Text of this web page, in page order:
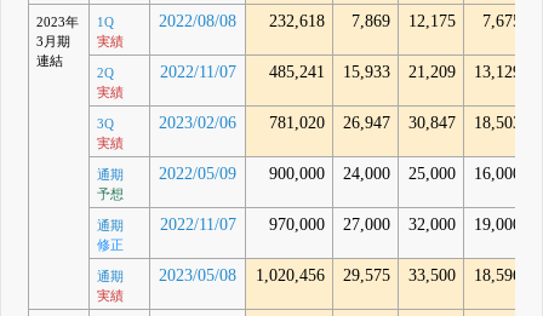
2023年
3月期
連結
1Q
実績
2022/08/08 232,618 7,869 12,175 7,675
2Q
実績
2022/11/07 485,241 15,933 21,209 13,129
3Q
実績
2023/02/06 781,020 26,947 30,847 18,503
通期
予想
2022/05/09 900,000 24,000 25,000 16,000
通期
修正
2022/11/07 970,000 27,000 32,000 19,000
通期
実績
2023/05/08 1,020,456 29,575 33,500 18,596